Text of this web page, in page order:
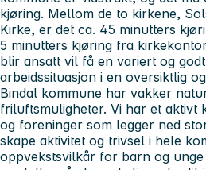
kjøring. Mellom de to kirkene,
Kirke, er det ca. 45 minutters
5 minutters kjøring fra
blir ansatt vil få en variert og
arbeidssituasjon i en oversiktlig
Bindal kommune har vakker
friluftsmuligheter. Vi har et aktivt
og foreninger som legger ned
skape aktivitet og trivsel i hele
oppvekstsvilkår for barn og